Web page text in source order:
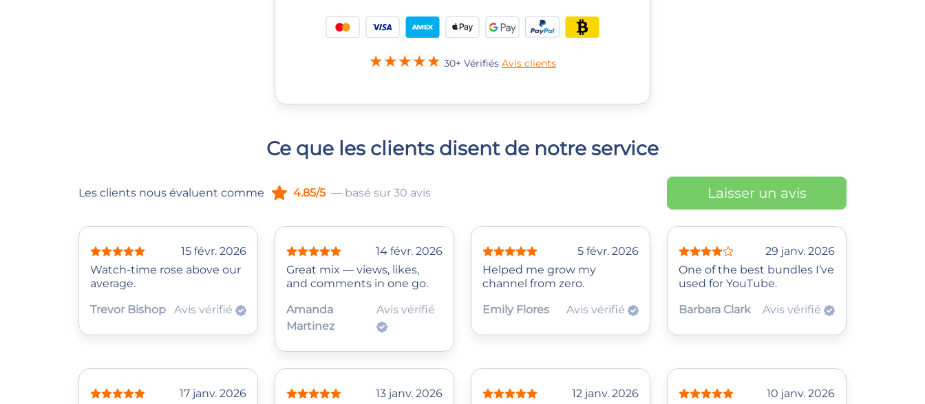
30+ Vérifiés Avis clients
Ce que les clients disent de notre service
Les clients nous évaluent comme 4.85/5 — basé sur 30 avis Laisser un avis
15 févr. 2026
Watch‑time rose above our
average.
Trevor Bishop
Avis vérifié
14 févr. 2026
Great mix — views, likes,
and comments in one go.
Amanda
Martinez
Avis vérifié
5 févr. 2026
Helped me grow my
channel from zero.
Emily Flores
Avis vérifié
29 janv. 2026
One of the best bundles I’ve
used for YouTube.
Barbara Clark
Avis vérifié
17 janv. 2026
13 janv. 2026
12 janv. 2026
10 janv. 2026